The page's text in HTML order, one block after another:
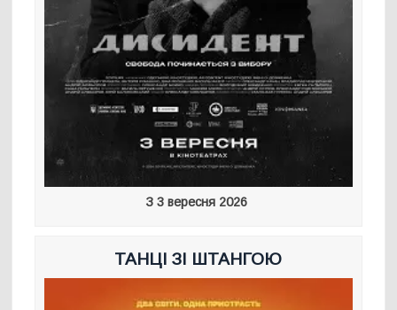
З 3 вересня 2026
ТАНЦІ ЗІ ШТАНГОЮ